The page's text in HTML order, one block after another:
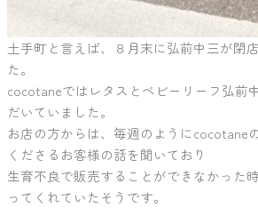
土手町と言えば、８月末に弘前中三が閉
た。
cocotaneではレタスとベビーリーフ弘前
だいていました。
お店の方からは、毎週のようにcocotane
くださるお客様の話を聞いており
生育不良で販売することができなかった
ってくれていたそうです。